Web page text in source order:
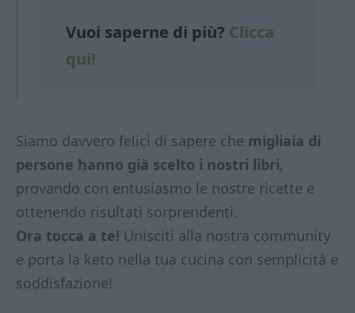
Vuoi saperne di più? Clicca
qui!
Siamo davvero felici di sapere che migliaia di
persone hanno già scelto i nostri libri,
provando con entusiasmo le nostre ricette e
ottenendo risultati sorprendenti.
Ora tocca a te! Unisciti alla nostra community
e porta la keto nella tua cucina con semplicità e
soddisfazione!